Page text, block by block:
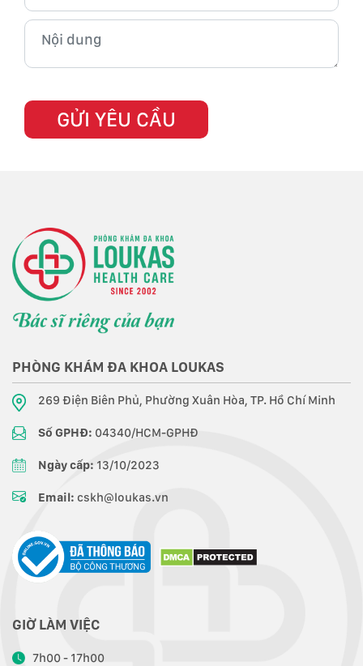
PHÒNG KHÁM ĐA KHOA LOUKAS
269 Điện Biên Phủ, Phường Xuân Hòa, TP. Hồ Chí Minh
Số GPHĐ: 04340/HCM-GPHĐ
Ngày cấp: 13/10/2023
Email: cskh@loukas.vn
GIỜ LÀM VIỆC
7h00 - 17h00